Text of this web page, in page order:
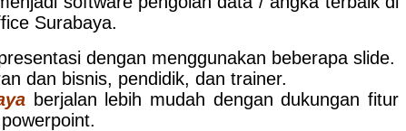
Surabaya.
dengan menggunakan beberapa slide.
dan bisnis, pendidik, dan trainer.
berjalan lebih mudah dengan dukungan fitur